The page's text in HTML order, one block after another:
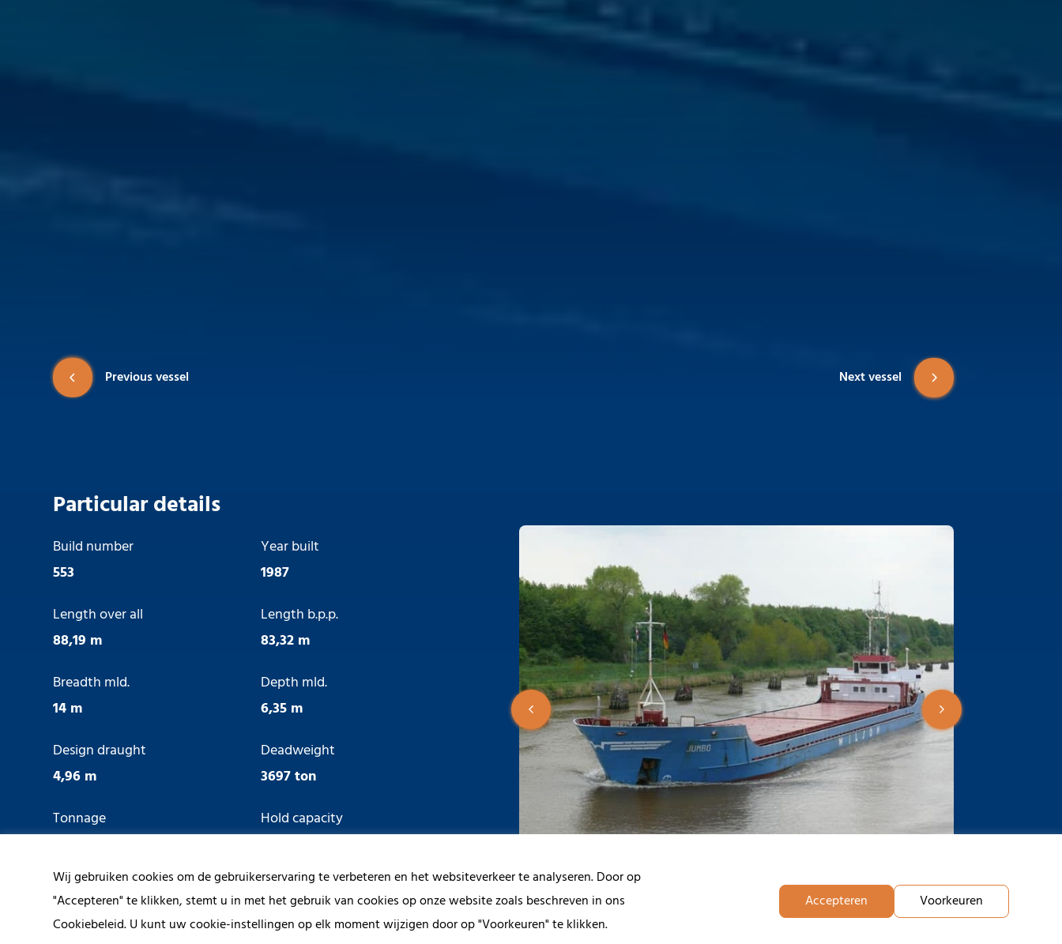
Previous vessel Next vessel
Particular details
Build number
553
Year built
1987
Length over all
88,19 m
Length b.p.p.
83,32 m
Breadth mld.
14 m
Depth mld.
6,35 m
Design draught
4,96 m
Deadweight
3697 ton
Tonnage
Hold capacity
Hybrid
Ice Class
Wij gebruiken cookies om de gebruikerservaring te verbeteren en het websiteverkeer te analyseren. Door op
"Accepteren" te klikken, stemt u in met het gebruik van cookies op onze website zoals beschreven in ons
Cookiebeleid. U kunt uw cookie-instellingen op elk moment wijzigen door op "Voorkeuren" te klikken.
Voorkeuren
Accepteren